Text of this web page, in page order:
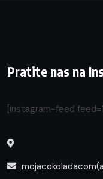
Pratite nas na
[instagram-feed feed=1]